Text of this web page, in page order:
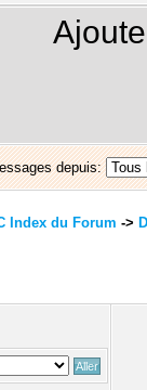
depuis:
Index du Forum ->